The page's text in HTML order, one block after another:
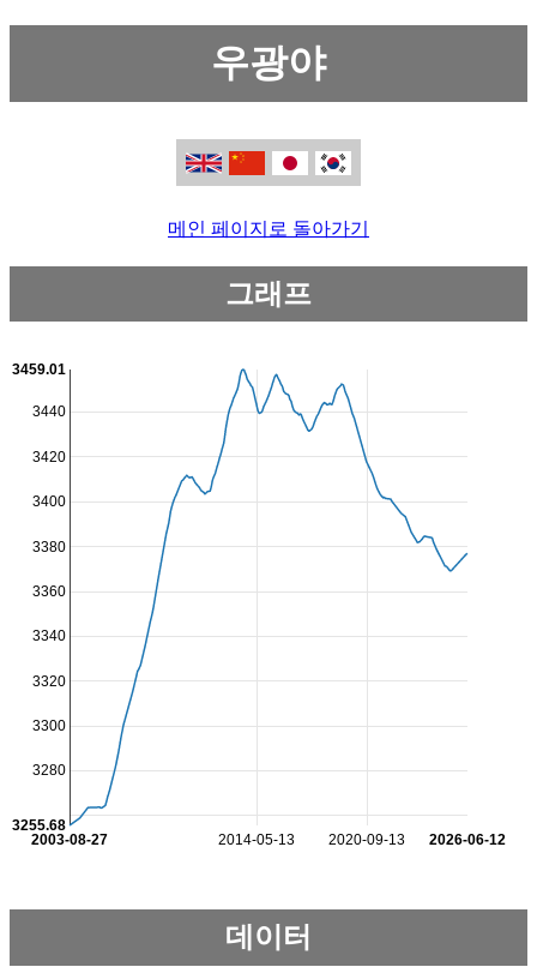
우광야
메인 페이지로 돌아가기
그래프
2014-05-13 2020-09-13
2003-08-27 2026-06-12
3280
3300
3320
3340
3360
3380
3400
3420
3440
3255.68
3459.01
데이터